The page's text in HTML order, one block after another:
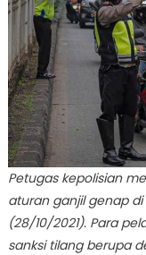
Petugas kepolisian
aturan ganjil genap di
(28/10/2021). Para
sanksi tilang berupa